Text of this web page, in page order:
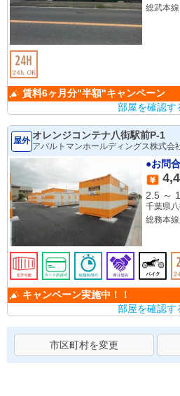
総武本
賃料6ヶ月分"半額"キャンペーン
部屋を確認す
屋外 オレンジコンテナ八街駅前P-1
アパルトマンホールディングス株式会
●お問
2.5 ～
千葉県
総務本
キャンペーン実施中！！
部屋を確認す
市区町村を変更